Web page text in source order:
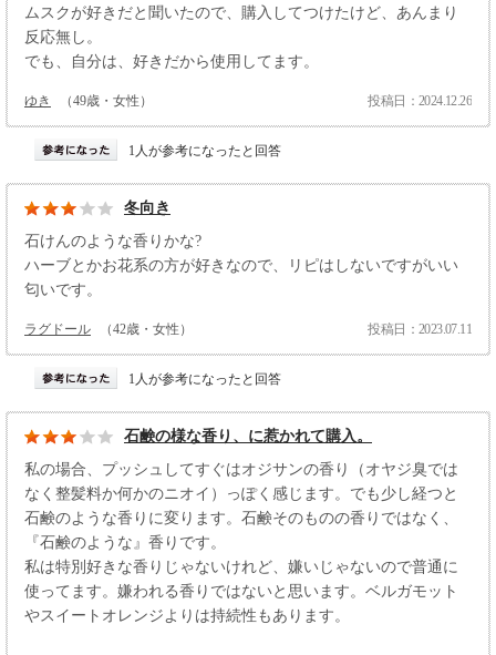
ムスクが好きだと聞いたので、購入してつけたけど、あんまり
反応無し。
でも、自分は、好きだから使用してます。
ゆき （49歳・女性） 投稿日：2024.12.26
1人が参考になったと回答
冬向き
石けんのような香りかな?
ハーブとかお花系の方が好きなので、リピはしないですがいい
匂いです。
ラグドール （42歳・女性） 投稿日：2023.07.11
1人が参考になったと回答
石鹸の様な香り、に惹かれて購入。
私の場合、プッシュしてすぐはオジサンの香り（オヤジ臭では
なく整髪料か何かのニオイ）っぽく感じます。でも少し経つと
石鹸のような香りに変ります。石鹸そのものの香りではなく、
『石鹸のような』香りです。
私は特別好きな香りじゃないけれど、嫌いじゃないので普通に
使ってます。嫌われる香りではないと思います。ベルガモット
やスイートオレンジよりは持続性もあります。